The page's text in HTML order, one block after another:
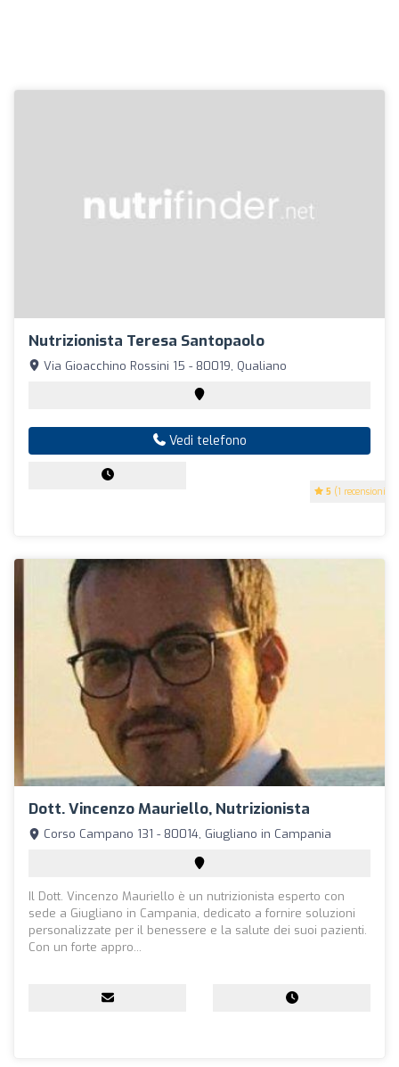
Nutrizionista Teresa Santopaolo
5 (1 recensioni)
Via Gioacchino Rossini 15 - 80019, Qualiano
Vedi telefono
Dott. Vincenzo Mauriello, Nutrizionista
Corso Campano 131 - 80014, Giugliano in Campania
Il Dott. Vincenzo Mauriello è un nutrizionista esperto con
sede a Giugliano in Campania, dedicato a fornire soluzioni
personalizzate per il benessere e la salute dei suoi pazienti.
Con un forte appro...